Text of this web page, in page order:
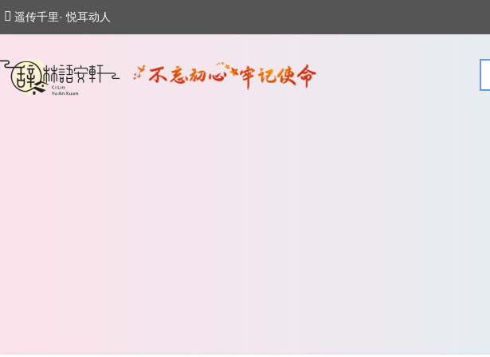
遥传千里· 悦耳动人